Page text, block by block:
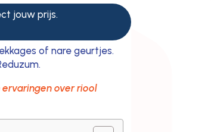
jouw prijs.
of nare geurtjes.
over riool